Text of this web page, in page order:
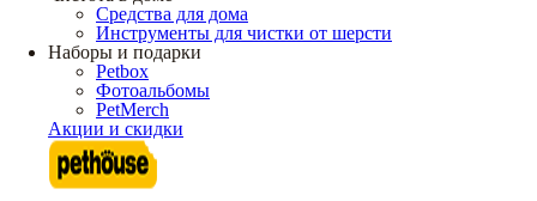
Средства для дома
Инструменты для чистки от шерсти
Наборы и подарки
Petbox
Фотоальбомы
PetMerch
Акции и скидки